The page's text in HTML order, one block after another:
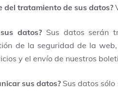
del tratamiento de sus datos?
datos? Sus datos serán
de la seguridad de la
y el envío de nuestros
sus datos?Sus datos sólo